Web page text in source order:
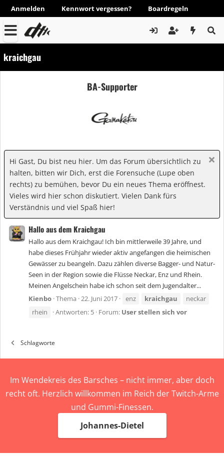
Anmelden Kennwort vergessen? Boardregeln
kraichgau
BA-Supporter
Hi Gast, Du bist neu hier. Um das Forum übersichtlich zu
halten, bitten wir Dich, erst die Forensuche (Lupe oben
rechts) zu bemühen, bevor Du ein neues Thema eröffnest.
Vieles wird hier schon diskutiert. Vielen Dank fürs
Verständnis und viel Spaß hier!
Hallo aus dem Kraichgau
Hallo aus dem Kraichgau! Ich bin mittlerweile 39 Jahre, und
habe dieses Frühjahr wieder aktiv angefangen die heimischen
Gewässer zu beangeln. Dazu zählen diverse Bagger- und Natur-
Seen in der Region sowie die Flüsse Neckar, Enz und Rhein.
Meinen Angelschein habe ich schon seit dem Jugendalter...
Kienbo Thema 22. Juni 2017 enz kraichgau
neckar
rhein
Antworten: 5 Forum: User stellen sich vor
Schlagworte
Im Wendekreis des Barsches – nicht immer, aber doch
recht oft. Herzlich willkommen im Reich der Twitch-Arme
und Gummi-Finessen.
Johannes-Dietel